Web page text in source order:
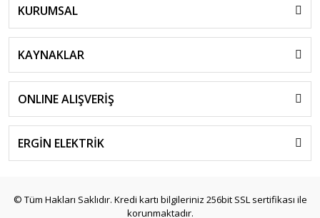
KURUMSAL
KAYNAKLAR
ONLINE ALIŞVERİŞ
ERGİN ELEKTRİK
© Tüm Hakları Saklıdır. Kredi kartı bilgileriniz 256bit SSL sertifikası ile
korunmaktadır.